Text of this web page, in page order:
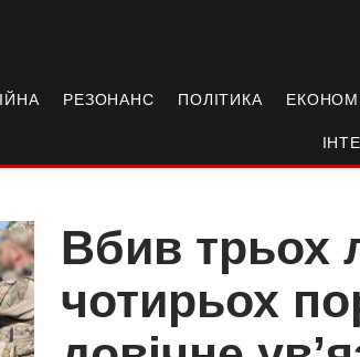
РЕЗОНАНС ПОЛІТИКА
Вбив трьох
чотирьох